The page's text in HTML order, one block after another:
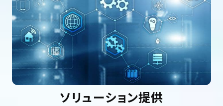
ソリューション提供